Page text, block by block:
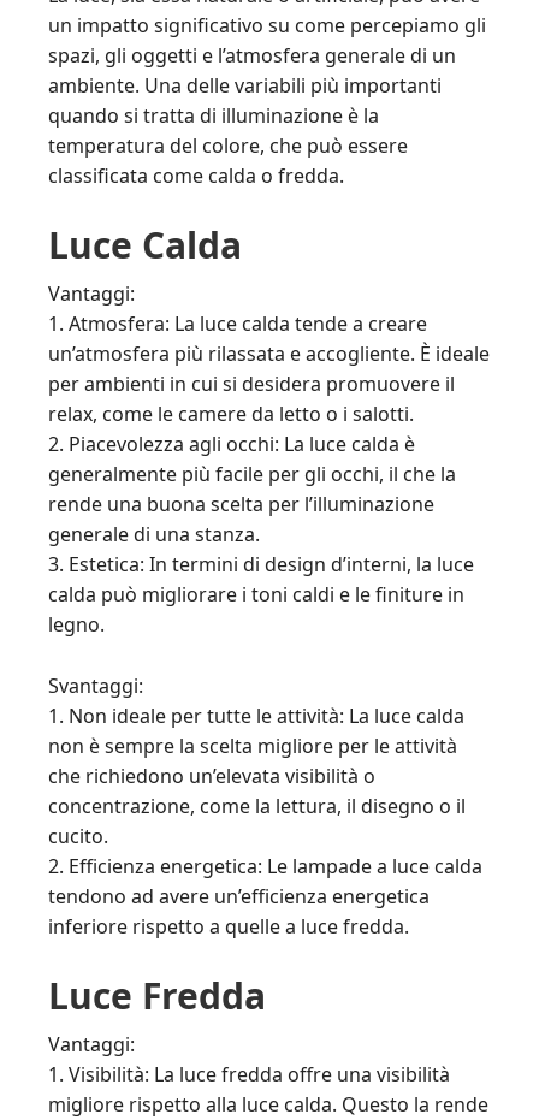
un impatto significativo su come percepiamo gli
spazi, gli oggetti e l’atmosfera generale di un
ambiente. Una delle variabili più importanti
quando si tratta di illuminazione è la
temperatura del colore, che può essere
classificata come calda o fredda.
Luce Calda
Vantaggi:
1. Atmosfera: La luce calda tende a creare
un’atmosfera più rilassata e accogliente. È ideale
per ambienti in cui si desidera promuovere il
relax, come le camere da letto o i salotti.
2. Piacevolezza agli occhi: La luce calda è
generalmente più facile per gli occhi, il che la
rende una buona scelta per l’illuminazione
generale di una stanza.
3. Estetica: In termini di design d’interni, la luce
calda può migliorare i toni caldi e le finiture in
legno.
Svantaggi:
1. Non ideale per tutte le attività: La luce calda
non è sempre la scelta migliore per le attività
che richiedono un’elevata visibilità o
concentrazione, come la lettura, il disegno o il
cucito.
2. Efficienza energetica: Le lampade a luce calda
tendono ad avere un’efficienza energetica
inferiore rispetto a quelle a luce fredda.
Luce Fredda
Vantaggi:
1. Visibilità: La luce fredda offre una visibilità
migliore rispetto alla luce calda. Questo la rende